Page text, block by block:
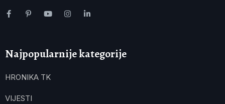
Najpopularnije kategorije
HRONIKA TK
VIJESTI